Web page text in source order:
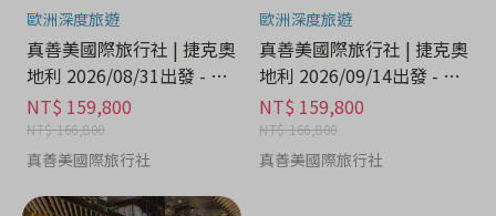
歐洲深度旅遊
真善美國際旅行社 | 捷克奧
地利 2026/08/31出發 - 娛
樂休閒分期
NT$ 159,800
NT$ 166,800
真善美國際旅行社
歐洲深度旅遊
真善美國際旅行社 | 捷克奧
地利 2026/09/14出發 - 娛
樂休閒分期
NT$ 159,800
NT$ 166,800
真善美國際旅行社